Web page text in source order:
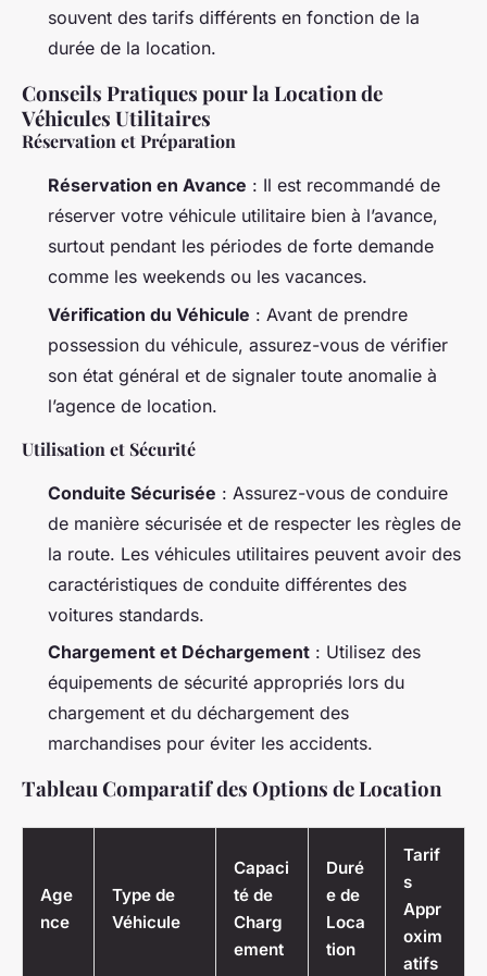
souvent des tarifs différents en fonction de la
durée de la location.
Conseils Pratiques pour la Location de
Véhicules Utilitaires
Réservation et Préparation
Réservation en Avance : Il est recommandé de
réserver votre véhicule utilitaire bien à l’avance,
surtout pendant les périodes de forte demande
comme les weekends ou les vacances.
Vérification du Véhicule : Avant de prendre
possession du véhicule, assurez-vous de vérifier
son état général et de signaler toute anomalie à
l’agence de location.
Utilisation et Sécurité
Conduite Sécurisée : Assurez-vous de conduire
de manière sécurisée et de respecter les règles de
la route. Les véhicules utilitaires peuvent avoir des
caractéristiques de conduite différentes des
voitures standards.
Chargement et Déchargement : Utilisez des
équipements de sécurité appropriés lors du
chargement et du déchargement des
marchandises pour éviter les accidents.
Tableau Comparatif des Options de Location
Age
nce
Type de
Véhicule
Capaci
té de
Charg
ement
Duré
e de
Loca
tion
Tarif
s
Appr
oxim
atifs